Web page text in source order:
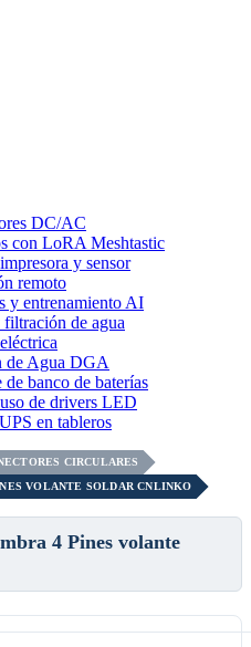
DC/AC
con LoRA Meshtastic
y sensor
remoto
y entrenamiento AI
de agua
de Agua DGA
banco de baterías
de drivers LED
en tableros
CIRCULARES
VOLANTE SOLDAR CNLINKO
4 Pines volante